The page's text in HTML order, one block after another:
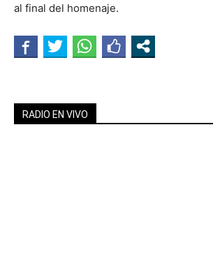
al final del homenaje.
RADIO EN VIVO